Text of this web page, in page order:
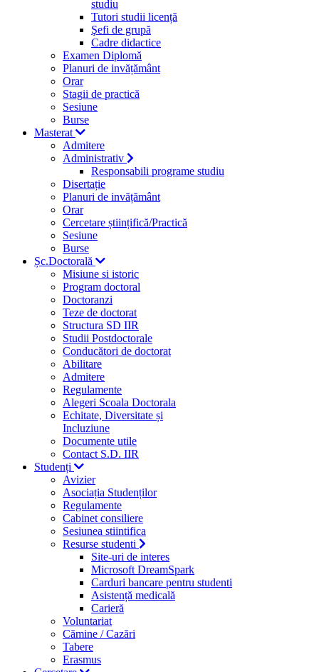
studiu
Tutori studii licență
Şefi de grupă
Cadre didactice
Examen Diplomă
Planuri de invățământ
Orar
Stagii de practică
Sesiune
Burse
Masterat
Admitere
Administrativ
Responsabili programe studiu
Disertație
Planuri de invățământ
Orar
Cercetare științifică/Practică
Sesiune
Burse
Șc.Doctorală
Misiune si istoric
Program doctoral
Doctoranzi
Teze de doctorat
Structura SD IIR
Studii Postdoctorale
Conducători de doctorat
Abilitare
Admitere
Regulamente
Alegeri Scoala Doctorala
Echitate, Diversitate și
Incluziune
Documente utile
Contact S.D. IIR
Studenți
Avizier
Asociația Studenților
Regulamente
Cabinet consiliere
Sesiunea stiintifica
Resurse studenti
Site-uri de interes
Microsoft DreamSpark
Carduri bancare pentru studenti
Asistență medicală
Carieră
Voluntariat
Cămine / Cazări
Tabere
Erasmus